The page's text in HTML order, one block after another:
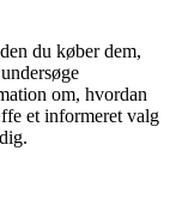
du køber dem,
om, hvordan
et informeret valg